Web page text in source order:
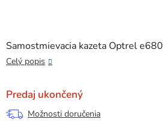
Samostmievacia kazeta Optrel e680
Celý popis
Predaj ukončený
Možnosti doručenia